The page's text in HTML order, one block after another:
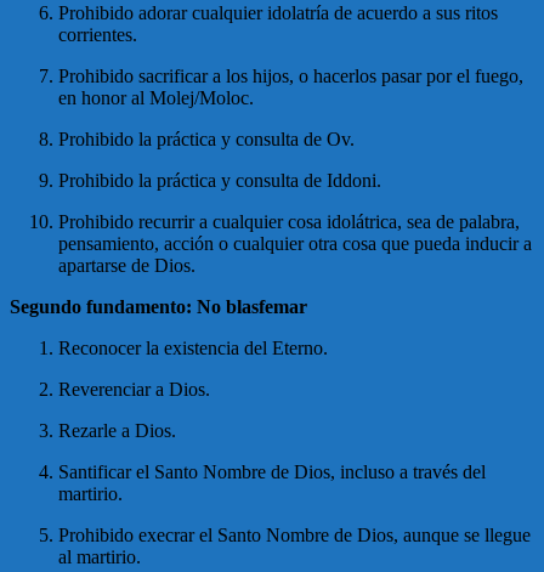
Prohibido adorar cualquier idolatría de acuerdo a sus ritos
corrientes.
Prohibido sacrificar a los hijos, o hacerlos pasar por el fuego,
en honor al Molej/Moloc.
Prohibido la práctica y consulta de Ov.
Prohibido la práctica y consulta de Iddoni.
Prohibido recurrir a cualquier cosa idolátrica, sea de palabra,
pensamiento, acción o cualquier otra cosa que pueda inducir a
apartarse de Dios.
Segundo fundamento: No blasfemar
Reconocer la existencia del Eterno.
Reverenciar a Dios.
Rezarle a Dios.
Santificar el Santo Nombre de Dios, incluso a través del
martirio.
Prohibido execrar el Santo Nombre de Dios, aunque se llegue
al martirio.